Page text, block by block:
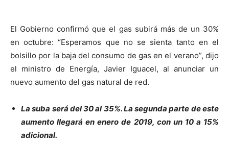
El Gobierno confirmó que el gas subirá más de un 30%
en octubre: “Esperamos que no se sienta tanto en el
bolsillo por la baja del consumo de gas en el verano”, dijo
el ministro de Energía, Javier Iguacel, al anunciar un
nuevo aumento del gas natural de red.
La suba será del 30 al 35%. La segunda parte de este
aumento llegará en enero de 2019, con un 10 a 15%
adicional.